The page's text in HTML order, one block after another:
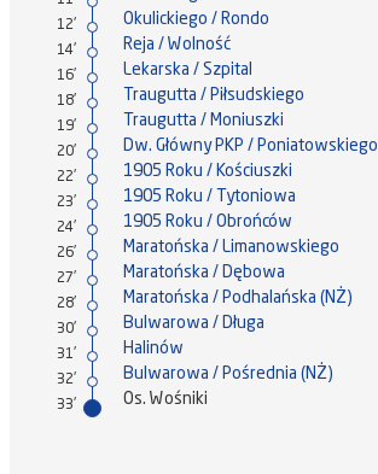
12' Okulickiego / Rondo
14' Reja / Wolność
16' Lekarska / Szpital
18' Traugutta / Piłsudskiego
19' Traugutta / Moniuszki
20' Dw. Główny PKP / Poniatowskiego
22' 1905 Roku / Kościuszki
23' 1905 Roku / Tytoniowa
24' 1905 Roku / Obrońców
26' Maratońska / Limanowskiego
27' Maratońska / Dębowa
28' Maratońska / Podhalańska (NŻ)
30' Bulwarowa / Długa
31' Halinów
32' Bulwarowa / Pośrednia (NŻ)
33' Os. Wośniki